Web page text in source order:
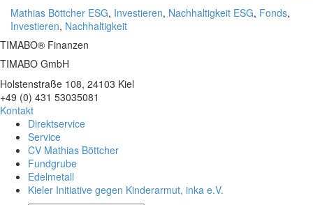
Mathias Böttcher ESG, Investieren, Nachhaltigkeit ESG, Fonds,
Investieren, Nachhaltigkeit
TIMABO® Finanzen
TIMABO GmbH
Holstenstraße 108, 24103 Kiel
+49 (0) 431 53035081
Kontakt
Direktservice
Service
CV Mathias Böttcher
Fundgrube
Edelmetall
Kieler Initiative gegen Kinderarmut, inka e.V.